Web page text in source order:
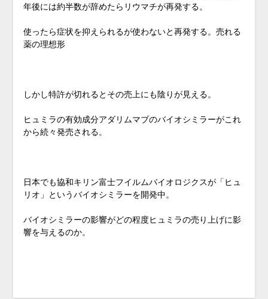
年後には約半数が辞めたらリウマチが再発する。
使ったら症状を抑えられるが使わないと再発する。売れる
薬の理想形
しかし特許が切れるとその売上にも陰りが見える。
ヒュミラの有効成分アダリムマブのバイオシミラーがこれ
から続々発売される。
日本でも協和キリン富士フイルムバイオロジクスが「ヒュ
リオ」というバイオシミラーを開発中。
バイオシミラーの影響がどの程度ヒュミラの売り上げに影
響を与えるのか。